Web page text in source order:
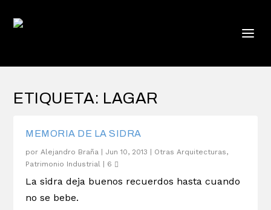
ETIQUETA: LAGAR
MEMORIA DE LA SIDRA
porAlejandro Braña Jun 10, 2013 Otras Arquitecturas,
Patrimonio Industrial
6
La sidra deja buenos recuerdos hasta cuando
no se bebe.